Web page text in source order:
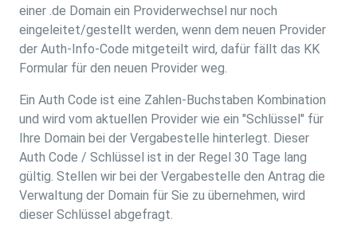
einer .de Domain ein Providerwechsel nur noch
eingeleitet/gestellt werden, wenn dem neuen Provider
der Auth-Info-Code mitgeteilt wird, dafür fällt das KK
Formular für den neuen Provider weg.
Ein Auth Code ist eine Zahlen-Buchstaben Kombination
und wird vom aktuellen Provider wie ein "Schlüssel" für
Ihre Domain bei der Vergabestelle hinterlegt. Dieser
Auth Code / Schlüssel ist in der Regel 30 Tage lang
gültig. Stellen wir bei der Vergabestelle den Antrag die
Verwaltung der Domain für Sie zu übernehmen, wird
dieser Schlüssel abgefragt.